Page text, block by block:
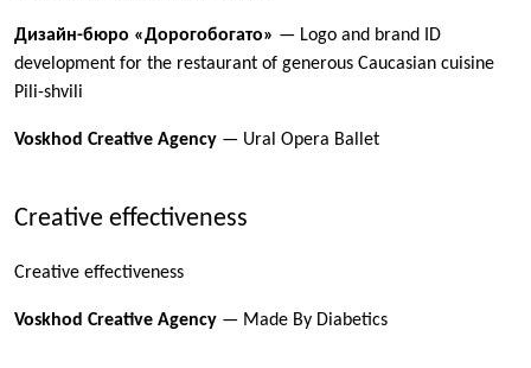
Дизайн-бюро «Дорогобогато» — Logo and brand ID
development for the restaurant of generous Caucasian cuisine
Pili-shvili
Voskhod Creative Agency — Ural Opera Ballet
Creative effectiveness
Creative effectiveness
Voskhod Creative Agency — Made By Diabetics